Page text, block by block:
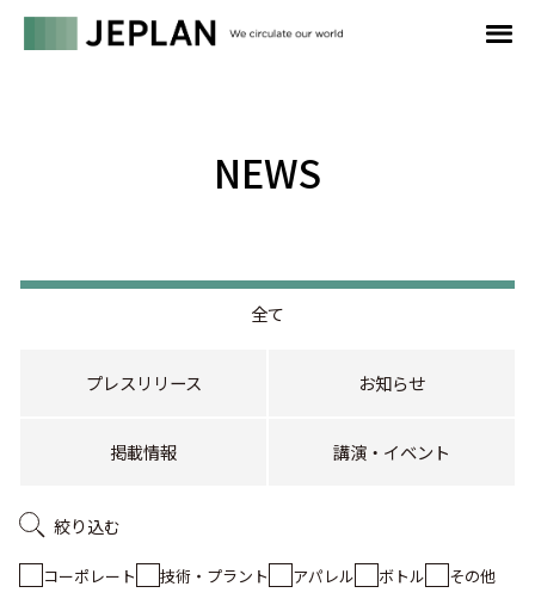
NEWS
全て
プレスリリース お知らせ
掲載情報 講演・イベント
絞り込む
コーポレート 技術・プラント アパレル ボトル その他